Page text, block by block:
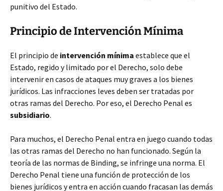
punitivo del Estado.
Principio de Intervención Mínima
El principio de intervención mínima establece que el
Estado, regido y limitado por el Derecho, solo debe
intervenir en casos de ataques muy graves a los bienes
jurídicos. Las infracciones leves deben ser tratadas por
otras ramas del Derecho. Por eso, el Derecho Penal es
subsidiario.
Para muchos, el Derecho Penal entra en juego cuando todas
las otras ramas del Derecho no han funcionado. Según la
teoría de las normas de Binding, se infringe una norma. El
Derecho Penal tiene una función de protección de los
bienes jurídicos y entra en acción cuando fracasan las demás